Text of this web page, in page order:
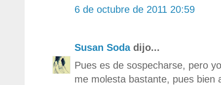
6 de octubre de 2011 20:59
Susan Sodadijo...
Pues es de sospecharse, pero
me molesta bastante, pues bien